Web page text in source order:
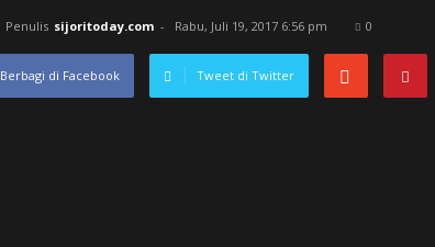
Penulis sijoritoday.com - Rabu, Juli 19, 2017 6:56 pm 0
Berbagi di Facebook Tweet di Twitter